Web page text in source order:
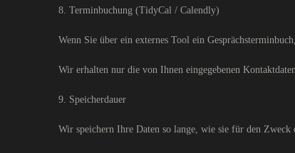
8. Terminbuchung (TidyCal / Calendly)
Wenn Sie über ein externes Tool ein
Wir erhalten nur die von Ihnen eingegebenen
9. Speicherdauer
Wir speichern Ihre Daten so lange, wie sie für den